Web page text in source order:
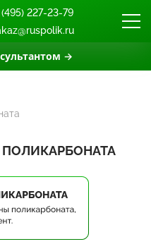
→
(495) 227-23-79